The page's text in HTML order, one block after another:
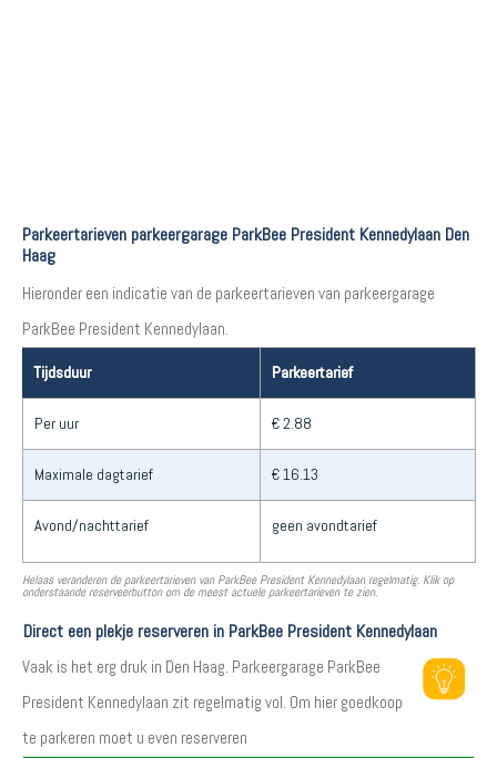
Parkeertarieven parkeergarage ParkBee President Kennedylaan Den
Haag
Hieronder een indicatie van de parkeertarieven van parkeergarage
ParkBee President Kennedylaan.
Tijdsduur Parkeertarief
Per uur € 2.88
Maximale dagtarief € 16.13
Avond/nachttarief geen avondtarief
Helaas veranderen de parkeertarieven van ParkBee President Kennedylaan regelmatig. Klik op
onderstaande reserveerbutton om de meest actuele parkeertarieven te zien.
Direct een plekje reserveren in ParkBee President Kennedylaan
Vaak is het erg druk in Den Haag. Parkeergarage ParkBee
President Kennedylaan zit regelmatig vol. Om hier goedkoop
te parkeren moet u even reserveren